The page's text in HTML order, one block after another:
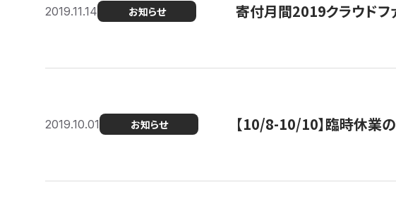
2019.11.14 お知らせ 寄付月間2019クラウドフ
2019.10.01 お知らせ 【10/8-10/10】臨時休業